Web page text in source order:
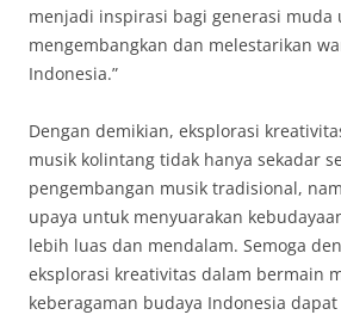
menjadi inspirasi bagi generasi muda
mengembangkan dan melestarikan
Indonesia.”
Dengan demikian, eksplorasi
musik kolintang tidak hanya sekadar
pengembangan musik tradisional,
upaya untuk menyuarakan
lebih luas dan mendalam. Semoga
eksplorasi kreativitas dalam bermain
keberagaman budaya Indonesia